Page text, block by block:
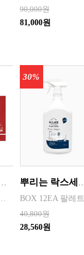
90,000원
81,000원
40,800원
30%
28,560원